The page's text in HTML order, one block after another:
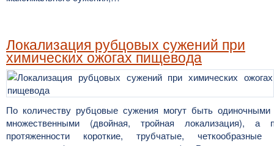
Локализация рубцовых сужений при
химических ожогах пищевода
По количеству рубцовые сужения могут быть
множественными (двойная, тройная локализация), а
протяженности короткие, трубчатые, четкообразные